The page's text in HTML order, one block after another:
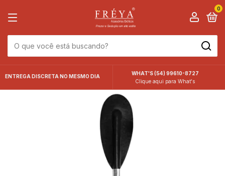
0
ENTREGA DISCRETA NO MESMO DIA
WHAT'S (54) 99610-8727
Clique aqui para What's